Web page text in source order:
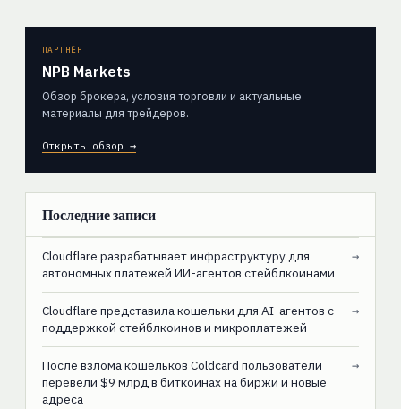
ПАРТНЁР
NPB Markets
Обзор брокера, условия торговли и актуальные
материалы для трейдеров.
Открыть обзор →
Последние записи
Cloudflare разрабатывает инфраструктуру для
автономных платежей ИИ-агентов стейблкоинами
→
Cloudflare представила кошельки для AI-агентов с
поддержкой стейблкоинов и микроплатежей
→
После взлома кошельков Coldcard пользователи
перевели $9 млрд в биткоинах на биржи и новые
адреса
→